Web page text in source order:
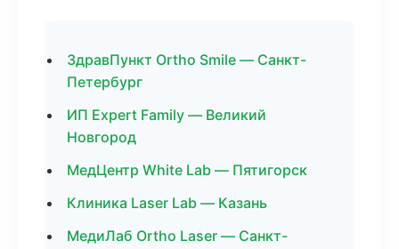
ЗдравПункт Ortho Smile — Санкт-
Петербург
ИП Expert Family — Великий
Новгород
МедЦентр White Lab — Пятигорск
Клиника Laser Lab — Казань
МедиЛаб Ortho Laser — Санкт-